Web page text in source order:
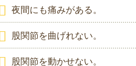
夜間にも痛みがある。
股関節を曲げれない。
股関節を動かせない。